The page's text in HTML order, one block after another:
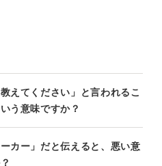
えてください」と言われるこ
う意味ですか？
カー」だと伝えると、悪い意